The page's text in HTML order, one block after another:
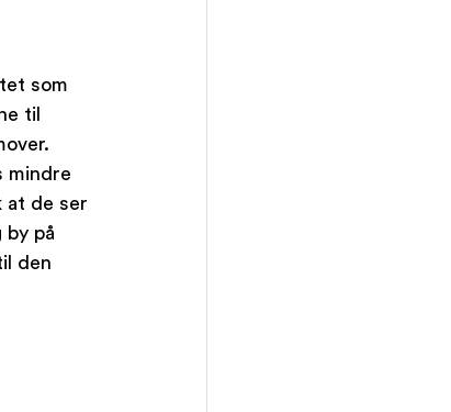
som
til
mindre
at de ser
by på
den